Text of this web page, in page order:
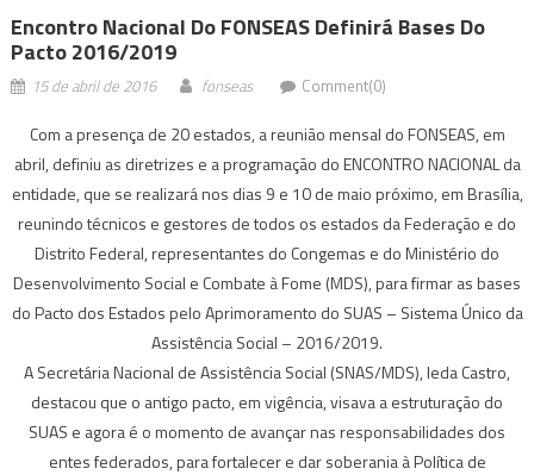
Encontro Nacional Do FONSEAS Definirá Bases Do
Pacto 2016/2019
15 de abril de 2016 fonseas Comment(0)
Com a presença de 20 estados, a reunião mensal do FONSEAS, em
abril, definiu as diretrizes e a programação do ENCONTRO NACIONAL da
entidade, que se realizará nos dias 9 e 10 de maio próximo, em Brasília,
reunindo técnicos e gestores de todos os estados da Federação e do
Distrito Federal, representantes do Congemas e do Ministério do
Desenvolvimento Social e Combate à Fome (MDS), para firmar as bases
do Pacto dos Estados pelo Aprimoramento do SUAS – Sistema Único da
Assistência Social – 2016/2019.
A Secretária Nacional de Assistência Social (SNAS/MDS), Ieda Castro,
destacou que o antigo pacto, em vigência, visava a estruturação do
SUAS e agora é o momento de avançar nas responsabilidades dos
entes federados, para fortalecer e dar soberania à Política de